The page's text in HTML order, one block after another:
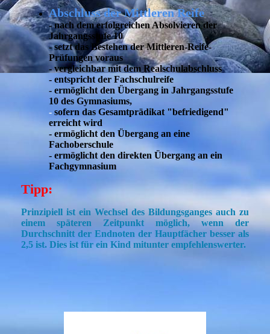
Abschluss der Mittleren Reife
- nach dem erfolgreichen Absolvieren der
Jahrgangsstufe 10
- setzt das Bestehen der Mittleren-Reife-
Prüfungen voraus
- vergleichbar mit dem Realschulabschluss
- entspricht der Fachschulreife
- ermöglicht den Übergang in Jahrgangsstufe
10 des Gymnasiums,
- sofern das Gesamtprädikat "befriedigend"
erreicht wird
- ermöglicht den Übergang an eine
Fachoberschule
- ermöglicht den direkten Übergang an ein
Fachgymnasium
Tipp:
Prinzipiell ist ein Wechsel des Bildungsganges auch zu
einem späteren Zeitpunkt möglich, wennder
Durchschnitt der Endnoten der Hauptfächer besser als
2,5 ist. Dies ist für ein Kind mitunter empfehlenswerter.